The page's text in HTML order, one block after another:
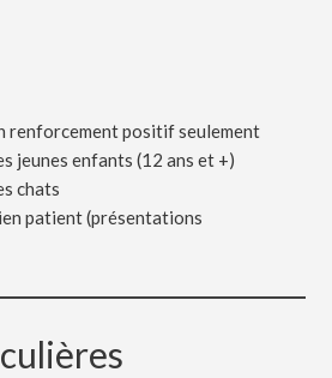
renforcement positif seulement
jeunes enfants (12 ans et +)
chats
patient (présentations